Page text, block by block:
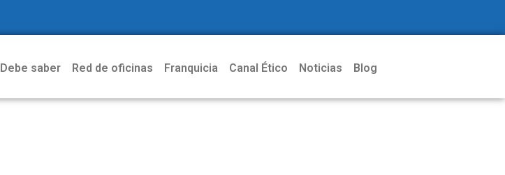
Debe saber Red de oficinas Franquicia Canal Ético Noticias Blog